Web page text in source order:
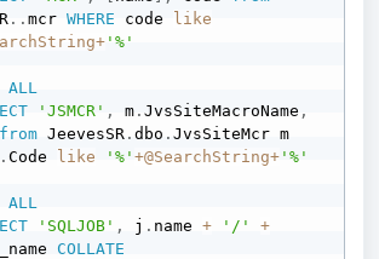
. .mcr WHERE code like
+ '%'
ALL
'JSMCR' , m .JvsSiteMacroName ,
from JeevesSR .dbo .
.Code like '%'+@SearchString+ '%'
ALL
'SQLJOB' , j . name + '/'
+
COLLATE